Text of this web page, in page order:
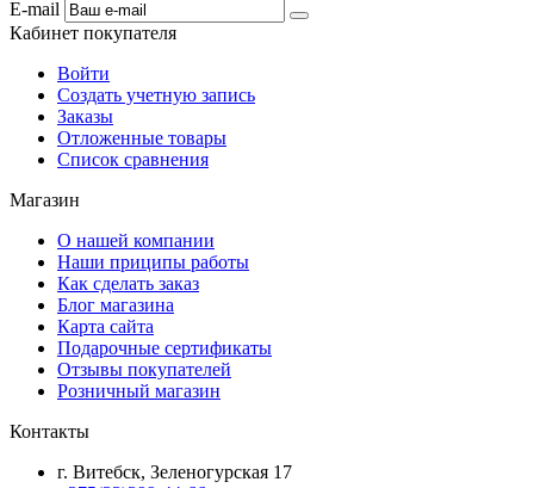
E-mail
Кабинет покупателя
Войти
Создать учетную запись
Заказы
Отложенные товары
Список сравнения
Магазин
О нашей компании
Наши приципы работы
Как сделать заказ
Блог магазина
Карта сайта
Подарочные сертификаты
Отзывы покупателей
Розничный магазин
Контакты
г. Витебск, Зеленогурская 17